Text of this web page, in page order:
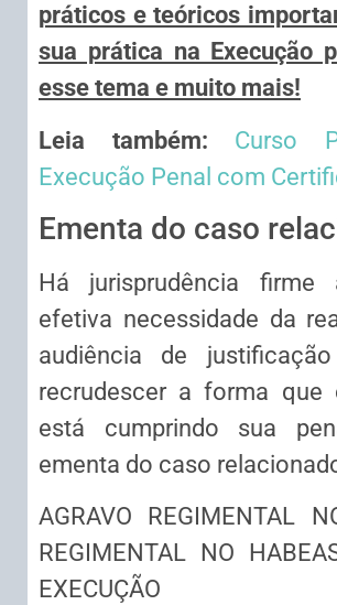
práticos e teóricos
sua prática na Execução
esse tema e muito mais!
Leia também: Curso
Execução Penal com
Ementa do caso
Há jurisprudência firme
efetiva necessidade da
audiência de
recrudescer a forma que
está cumprindo sua
ementa do caso
AGRAVO REGIMENTAL
REGIMENTAL NO
EXECUÇÃO